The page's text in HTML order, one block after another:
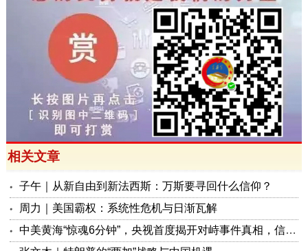
相关文章
子午｜从新自由到新法西斯：万斯要寻回什么信仰？
周力｜美国霸权：系统性危机与日渐瓦解
中美黄海“惊魂6分钟”，央视首度揭开对峙事件真相，信号极不一般！